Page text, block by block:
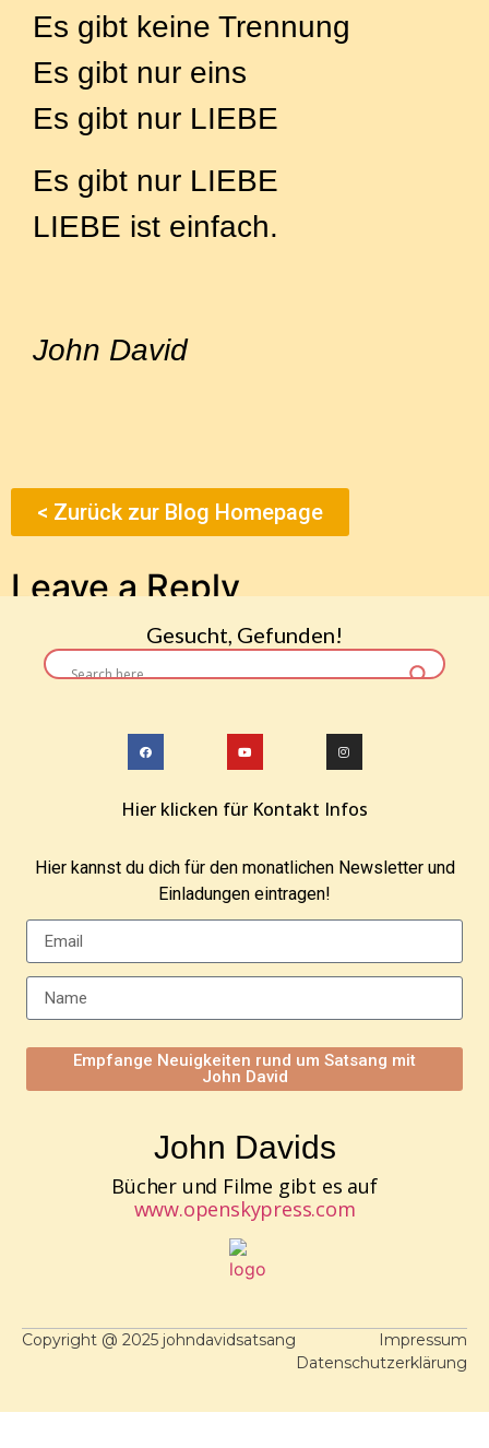
Es gibt keine Trennung
Es gibt nur eins
Es gibt nur LIEBE
Es gibt nur LIEBE
LIEBE ist einfach.
John David
< Zurück zur Blog Homepage
Leave a Reply
logged into post a comment.
Gesucht, Gefunden!
Hier klicken für Kontakt Infos
Hier kannst du dich für den monatlichen Newsletter und
Einladungen eintragen!
Empfange Neuigkeiten rund um Satsang mit
John David
John Davids
Bücher und Filme gibt es auf
www.openskypress.com
Copyright @ 2025 johndavidsatsang
Impressum
Datenschutzerklärung